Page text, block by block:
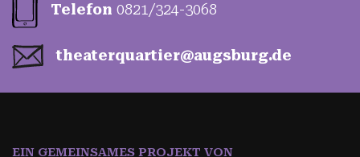
Telefon 0821/324-3068
theater­quartier­@augs­burg.de
EIN GEMEINSAMES PROJEKT VON